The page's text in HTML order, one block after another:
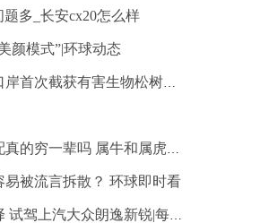
多_长安cx20怎么样
颜模式”|环球动态
今日最新！天津口岸首次截获有害生物松树皮象
全球热点！牛虎配真的穷一辈吗 属牛和属虎在一起合不合财
易被流言拆散？ 环球即时看
10万元家轿新选择 试驾上汽大众朗逸新锐|每日头条